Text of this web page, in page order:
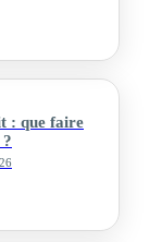
: que faire